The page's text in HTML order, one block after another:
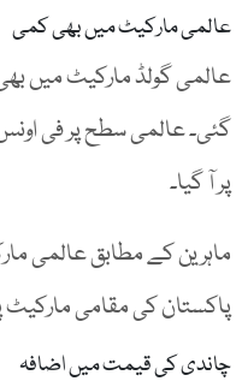
عالمی مارکیٹ میں بھی کمی
عالمی گولڈ مارکیٹ میں
پر آ گیا۔
ماہرین کے مطابق عالمی
پاکستان کی مقامی مارکیٹ
چاندی کی قیمت میں اضافہ